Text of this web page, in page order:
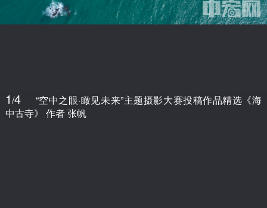
1/4
“空中之眼·瞰见未来”主题摄影大赛投稿作品精选《海
中古寺》 作者 张帆